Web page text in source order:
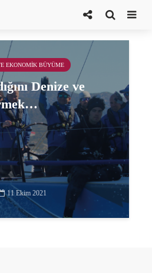
EKONOMIK BÜYÜME
Denize ve
11 Ekim 2021